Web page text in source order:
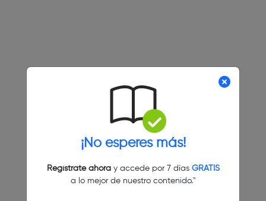
¡No esperes más!
Regístrate ahoray accede por 7 días GRATIS
a lo mejor de nuestro contenido."